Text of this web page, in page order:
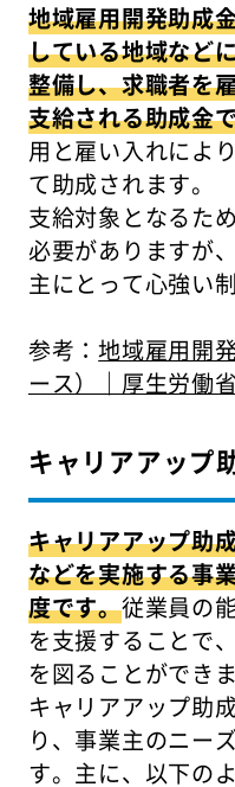
地域雇用開発助成
している地域など
整備し、求職者を
支給される助成金
用と雇い入れによ
て助成されます。
支給対象となるた
必要がありますが
主にとって心強い
参考：地域雇用開
ース）｜厚生労働省
キャリアアップ
キャリアアップ助
などを実施する事
度です。従業員の
を支援することで
を図ることができま
キャリアアップ助
り、事業主のニー
す。主に、以下の